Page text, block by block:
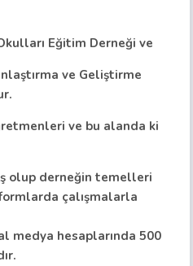
Eğitim Derneği ve
ve Geliştirme
ve bu alanda ki
olup derneğin temelleri
çalışmalarla
medya hesaplarında 500